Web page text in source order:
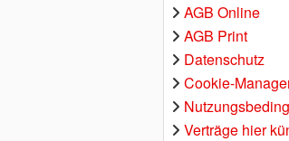
AGB Online
AGB Print
Datenschutz
Cookie-
Verträge hier